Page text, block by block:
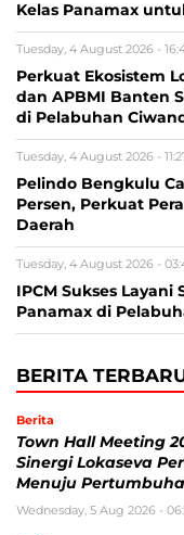
Kelas Panamax
Tuesday, 4 August 2026 -
Perkuat Ekosistem
dan APBMI Banten
di Pelabuhan
Tuesday, 4 August 2026 -
Pelindo Bengkulu
Persen, Perkuat
Daerah
Tuesday, 4 August 2026 -
IPCM Sukses
Panamax di
BERITA
Berita
Town Hall Meeting
Sinergi Lokaseva
Menuju
Wednesday, 5 Aug 2026 -